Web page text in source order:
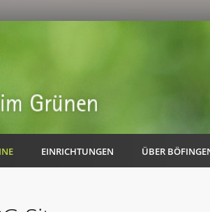
EINRICHTUNGEN ÜBER